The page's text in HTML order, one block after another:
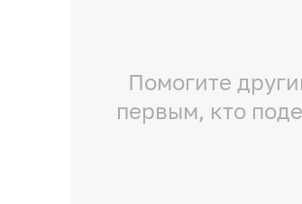
Помогите
первым, кто